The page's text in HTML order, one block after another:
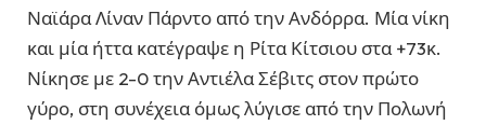
Ναϊάρα Λίναν Πάρντο από την Ανδόρρα. Μία νίκη
και μία ήττα κατέγραψε η Ρίτα Κίτσιου στα +73κ.
Νίκησε με 2-0 την Αντιέλα Σέβιτς στον πρώτο
γύρο, στη συνέχεια όμως λύγισε από την Πολωνή